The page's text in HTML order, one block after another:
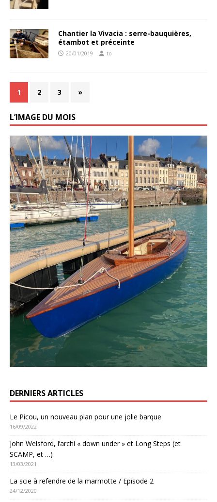
Chantier la Vivacia : serre-bauquières,
étambot et préceinte
20/01/2019 to
1 2 3 »
L’IMAGE DU MOIS
DERNIERS ARTICLES
Le Picou, un nouveau plan pour une jolie barque
16/09/2022
John Welsford, l’archi « down under » et Long Steps (et
SCAMP, et …)
13/03/2021
La scie à refendre de la marmotte / Episode 2
24/12/2020